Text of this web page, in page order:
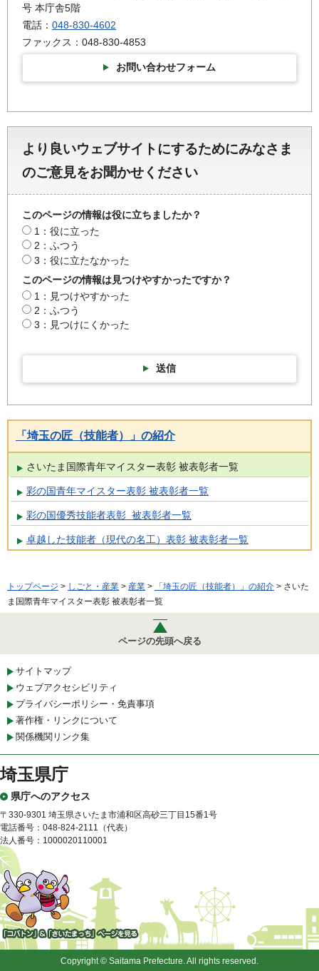
号 本庁舎5階
電話： 048-830-4602
ファックス：048-830-4853
お問い合わせフォーム
より良いウェブサイトにするためにみなさま
のご意見をお聞かせください
このページの情報は役に立ちましたか？
1：役に立った
2：ふつう
3：役に立たなかった
このページの情報は見つけやすかったですか？
1：見つけやすかった
2：ふつう
3：見つけにくかった
送信
「埼玉の匠（技能者）」の紹介
さいたま国際青年マイスター表彰 被表彰者一覧
彩の国青年マイスター表彰 被表彰者一覧
彩の国優秀技能者表彰 被表彰者一覧
卓越した技能者（現代の名工）表彰 被表彰者一覧
トップページ > しごと・産業 > 産業 > 「埼玉の匠（技能者）」の紹介 > さいた
ま国際青年マイスター表彰 被表彰者一覧
ページの先頭へ戻る
サイトマップ
ウェブアクセシビリティ
プライバシーポリシー・免責事項
著作権・リンクについて
関係機関リンク集
埼玉県庁
県庁へのアクセス
〒330-9301 埼玉県さいたま市浦和区高砂三丁目15番1号
電話番号：048-824-2111（代表）
法人番号：1000020110001
「コバトン」&「さいたまっ
Copyright © Saitama Prefecture. All rights reserved.